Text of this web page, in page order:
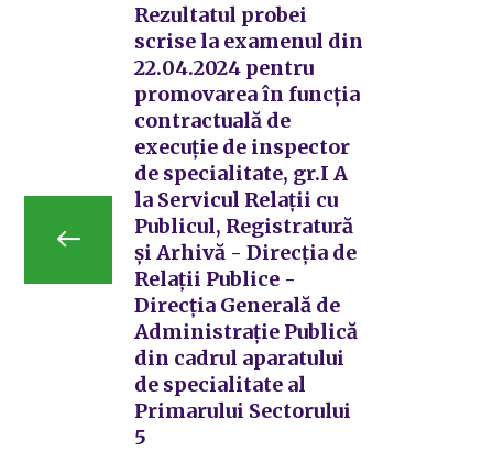
Rezultatul probei
scrise la examenul din
22.04.2024 pentru
promovarea în funcția
contractuală de
execuție de inspector
de specialitate, gr.I A
la Servicul Relații cu
Publicul, Registratură
și Arhivă - Direcția de
Relații Publice -
Direcția Generală de
Administrație Publică
din cadrul aparatului
de specialitate al
Primarului Sectorului
5